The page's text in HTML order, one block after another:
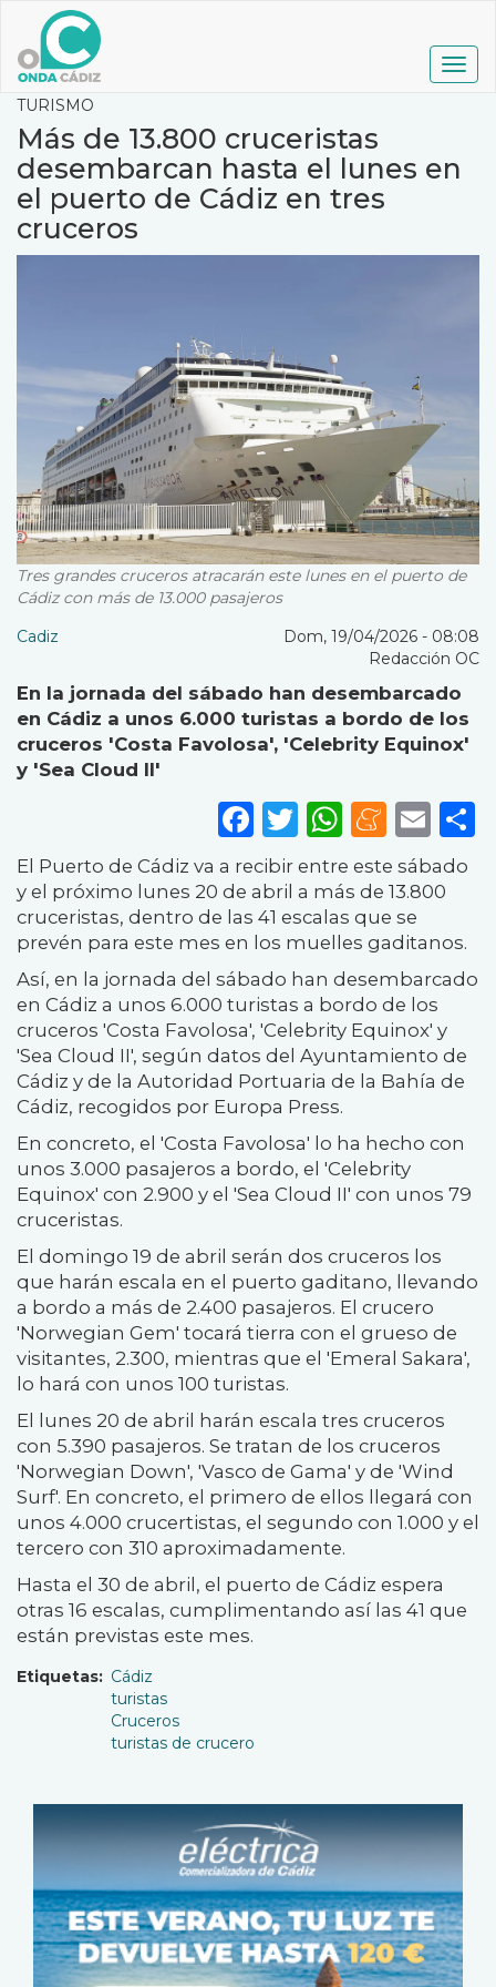
contenido
principal
TURISMO
Más de 13.800 cruceristas
desembarcan hasta el lunes en
el puerto de Cádiz en tres
cruceros
Tres grandes cruceros atracarán este lunes en el puerto de
Cádiz con más de 13.000 pasajeros
Cadiz
Dom, 19/04/2026 - 08:08
Redacción OC
En la jornada del sábado han desembarcado
en Cádiz a unos 6.000 turistas a bordo de los
cruceros 'Costa Favolosa', 'Celebrity Equinox'
y 'Sea Cloud II'
Facebook
Twitter
El Puerto de Cádiz va a recibir entre este sábado
y el próximo lunes 20 de abril a más de 13.800
cruceristas, dentro de las 41 escalas que se
prevén para este mes en los muelles gaditanos.
Así, en la jornada del sábado han desembarcado
en Cádiz a unos 6.000 turistas a bordo de los
cruceros 'Costa Favolosa', 'Celebrity Equinox' y
'Sea Cloud II', según datos del Ayuntamiento de
Cádiz y de la Autoridad Portuaria de la Bahía de
Cádiz, recogidos por Europa Press.
En concreto, el 'Costa Favolosa' lo ha hecho con
unos 3.000 pasajeros a bordo, el 'Celebrity
Equinox' con 2.900 y el 'Sea Cloud II' con unos 79
cruceristas.
El domingo 19 de abril serán dos cruceros los
que harán escala en el puerto gaditano, llevando
a bordo a más de 2.400 pasajeros. El crucero
'Norwegian Gem' tocará tierra con el grueso de
visitantes, 2.300, mientras que el 'Emeral Sakara',
lo hará con unos 100 turistas.
El lunes 20 de abril harán escala tres cruceros
con 5.390 pasajeros. Se tratan de los cruceros
'Norwegian Down', 'Vasco de Gama' y de 'Wind
Surf'. En concreto, el primero de ellos llegará con
unos 4.000 crucertistas, el segundo con 1.000 y el
tercero con 310 aproximadamente.
Hasta el 30 de abril, el puerto de Cádiz espera
otras 16 escalas, cumplimentando así las 41 que
están previstas este mes.
Etiquetas
Cádiz
turistas
Cruceros
turistas de crucero